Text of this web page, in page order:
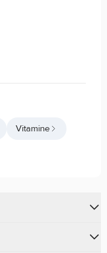
Vitamine
zijn